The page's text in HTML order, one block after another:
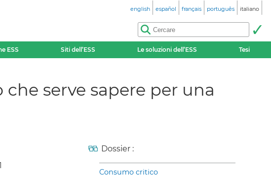
english español français português italiano
ESS Siti dell’ESS Le soluzioni dell’ESS Tesi
serve sapere per una
Dossier :
Consumo critico